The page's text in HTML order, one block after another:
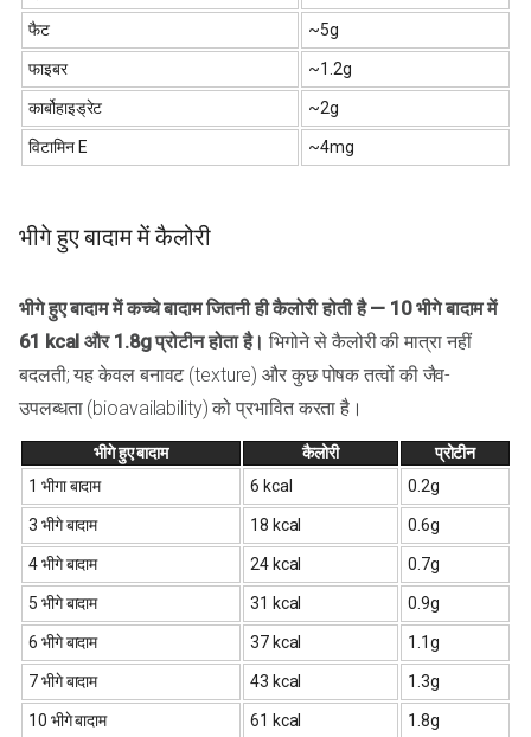
फैट ~5g
फाइबर ~1.2g
कार्बोहाइड्रेट ~2g
विटामिन E ~4mg
भीगे हुए बादाम में कैलोरी
भीगे हुए बादाम में कच्चे बादाम जितनी ही कैलोरी होती है — 10 भीगे बादाम में
61 kcal और 1.8g प्रोटीन होता है। भिगोने से कैलोरी की मात्रा नहीं
बदलती; यह केवल बनावट (texture) और कुछ पोषक तत्वों की जैव-
उपलब्धता (bioavailability) को प्रभावित करता है।
भीगे हुए बादाम कैलोरी
प्रोटीन
1 भीगा बादाम
6 kcal 0.2g
3 भीगे बादाम 18 kcal 0.6g
4 भीगे बादाम 24 kcal 0.7g
5 भीगे बादाम 31 kcal 0.9g
6 भीगे बादाम 37 kcal 1.1g
7 भीगे बादाम 43 kcal 1.3g
10 भीगे बादाम 61 kcal 1.8g